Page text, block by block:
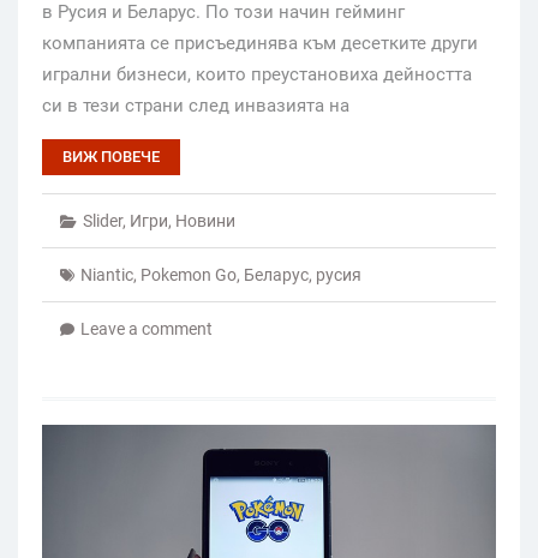
в Русия и Беларус. По този начин гейминг
компанията се присъединява към десетките други
игрални бизнеси, които преустановиха дейността
си в тези страни след инвазията на
ВИЖ ПОВЕЧЕ
Slider, Игри, Новини
Niantic, Pokemon Go, Беларус, русия
Leave a comment